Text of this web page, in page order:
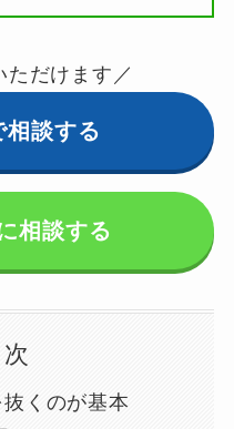
ただけます／
相談する
相談する
次
くのが基本